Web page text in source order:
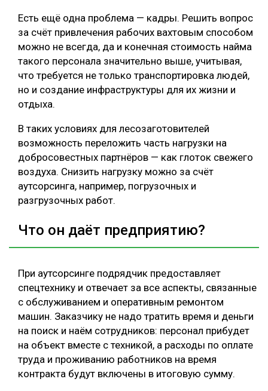
Есть ещё одна проблема — кадры. Решить вопрос
за счёт привлечения рабочих вахтовым способом
можно не всегда, да и конечная стоимость найма
такого персонала значительно выше, учитывая,
что требуется не только транспортировка людей,
но и создание инфраструктуры для их жизни и
отдыха.
В таких условиях для лесозаготовителей
возможность переложить часть нагрузки на
добросовестных партнёров — как глоток свежего
воздуха. Снизить нагрузку можно за счёт
аутсорсинга, например, погрузочных и
разгрузочных работ.
Что он даёт предприятию?
При аутсорсинге подрядчик предоставляет
спецтехнику и отвечает за все аспекты, связанные
с обслуживанием и оперативным ремонтом
машин. Заказчику не надо тратить время и деньги
на поиск и наём сотрудников: персонал прибудет
на объект вместе с техникой, а расходы по оплате
труда и проживанию работников на время
контракта будут включены в итоговую сумму.